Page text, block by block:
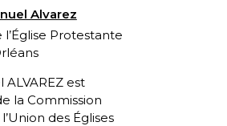
Alvarez
l’Église Protestante
est
la Commission
des Églises